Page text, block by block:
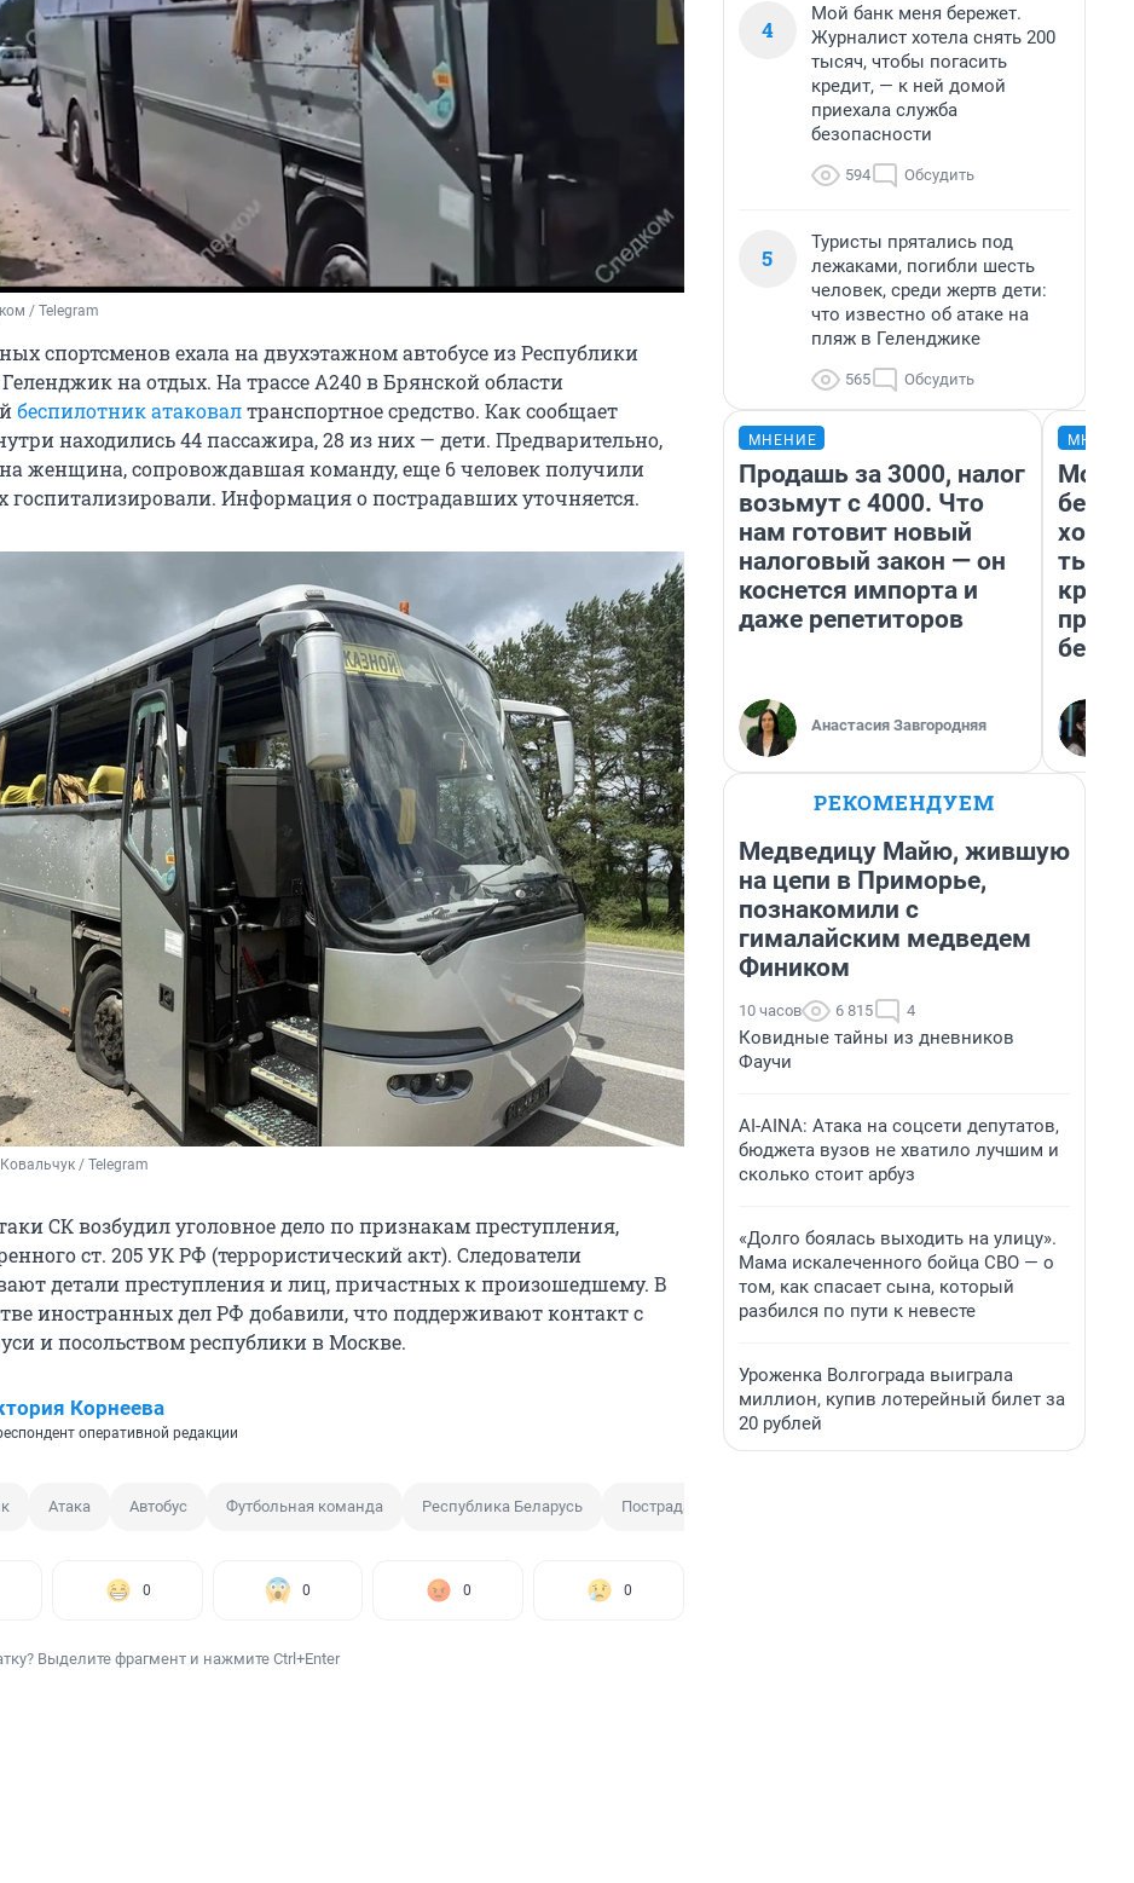
/ Telegram
спортсменов ехала на двухэтажном автобусе из Республики
на отдых. На трассе А240 в Брянской области
беспилотник атаковалтранспортное средство. Как сообщает
находились 44 пассажира, 28 из них — дети. Предварительно,
женщина, сопровождавшая команду, еще 6 человек получили
госпитализировали. Информация о пострадавших уточняется.
Ковальчук / Telegram
СК возбудил уголовное дело по признакам преступления,
ст. 205 УК РФ (террористический акт). Следователи
детали преступления и лиц, причастных к произошедшему. В
иностранных дел РФ добавили, что поддерживают контакт с
и посольством республики в Москве.
Корнеева
оперативной редакции
Атака Автобус Футбольная команда Республика Беларусь Пострадавший
0 0 0 0
Выделите фрагмент и нажмите Ctrl+Enter
4
Мой банк меня бережет.
Журналист хотела снять 200
тысяч, чтобы погасить
кредит, — к ней домой
приехала служба
безопасности
594 Обсудить
5
Туристы прятались под
лежаками, погибли шесть
человек, среди жертв дети:
что известно об атаке на
пляж в Геленджике
565 Обсудить
МНЕНИЕ
Продашь за 3000, налог
возьмут с 4000. Что
нам готовит новый
налоговый закон — он
коснется импорта и
даже репетиторов
Анастасия Завгородняя
Мой
РЕКОМЕНДУЕМ
Медведицу Майю, жившую
на цепи в Приморье,
познакомили с
гималайским медведем
Фиником
10 часов 6 815 4
Ковидные тайны из дневников
Фаучи
AI-AINA: Атака на соцсети депутатов,
бюджета вузов не хватило лучшим и
сколько стоит арбуз
«Долго боялась выходить на улицу».
Мама искалеченного бойца СВО — о
том, как спасает сына, который
разбился по пути к невесте
Уроженка Волгограда выиграла
миллион, купив лотерейный билет за
20 рублей